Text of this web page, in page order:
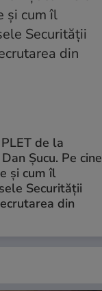
de la
Șucu. Pe cine
și cum îl
Securității
din